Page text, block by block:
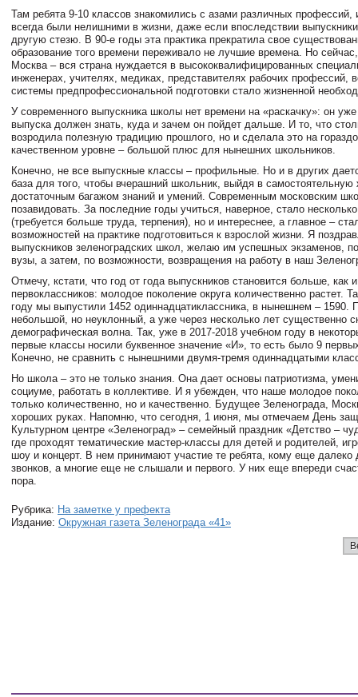
Там ребята 9-10 классов знакомились с азами различных профессий,
всегда были нелишними в жизни, даже если впоследствии
другую стезю. В 90-е годы эта практика прекратила свое
образование того времени переживало не лучшие времена. Но сейчас,
Москва – вся страна нуждается в высококвалифицированных
инженерах, учителях, медиках, представителях рабочих профессий,
системы предпрофессиональной подготовки стало жизненной
У современного выпускника школы нет времени на «раскачку»: он
выпуска должен знать, куда и зачем он пойдет дальше. И то, что
возродила полезную традицию прошлого, но и сделала это на
качественном уровне – большой плюс для нынешних школьников.
Конечно, не все выпускные классы – профильные. Но и в других
база для того, чтобы вчерашний школьник, выйдя в самостоятельную
достаточным багажом знаний и умений. Современным московским
позавидовать. За последние годы учиться, наверное, стало
(требуется больше труда, терпения), но и интереснее, а главное –
возможностей на практике подготовиться к взрослой жизни. Я
выпускников зеленоградских школ, желаю им успешных экзаменов,
вузы, а затем, по возможности, возвращения на работу в наш
Отмечу, кстати, что год от года выпускников становится больше, как и
первоклассников: молодое поколение округа количественно растет.
году мы выпустили 1452 одиннадцатиклассника, в нынешнем – 1590.
небольшой, но неуклонный, а уже через несколько лет существенно
демографическая волна. Так, уже в 2017-2018 учебном году в
первые классы носили буквенное значение «И», то есть было 9
Конечно, не сравнить с нынешними двумя-тремя одиннадцатыми
Но школа – это не только знания. Она дает основы патриотизма,
социуме, работать в коллективе. И я убежден, что наше молодое
только количественно, но и качественно. Будущее Зеленограда,
хороших руках. Напомню, что сегодня, 1 июня, мы отмечаем День
Культурном центре «Зеленоград» – семейный праздник «Детство –
где проходят тематические мастер-классы для детей и родителей,
шоу и концерт. В нем принимают участие те ребята, кому еще далеко
звонков, а многие еще не слышали и первого. У них еще впереди
пора.
Рубрика: На заметке у префекта
Издание: Окружная газета Зеленограда «41»